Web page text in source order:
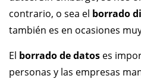
contrario, o sea el borrado
también es en ocasiones
El borrado de datos es
personas y las empresas